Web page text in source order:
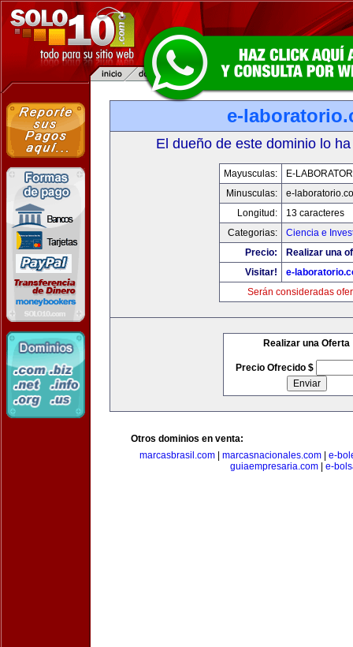
e-
El dueño de este dominio lo
Mayusculas:
E-
Minusculas:
e-
Longitud:
13 caracteres
Categorias:
Ciencia e
Precio:
Realizar una
Visitar!
e-
Serán consideradas
Realizar una Oferta
Precio Ofrecido $
Otros dominios en venta:
marcasbrasil.com| marcasnacionales.com| e-
guiaempresaria.com
e-